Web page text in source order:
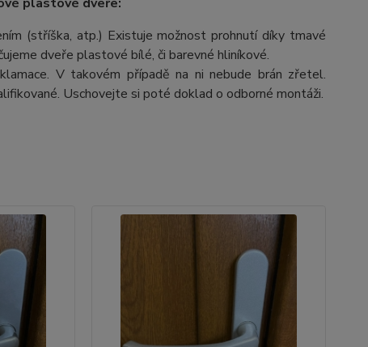
(stříška, atp.) Existuje možnost prohnutí díky tmavé
dveře plastové bílé, či barevné hliníkové.
V takovém případě na ni nebude brán zřetel.
Uschovejte si poté doklad o odborné montáži.